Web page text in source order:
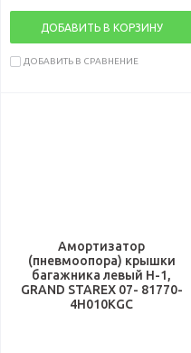
ДОБАВИТЬ В КОРЗИНУ
ДОБАВИТЬ В СРАВНЕНИЕ
Амортизатор
(пневмоопора) крышки
багажника левый H-1,
GRAND STAREX 07- 81770-
4H010KGC